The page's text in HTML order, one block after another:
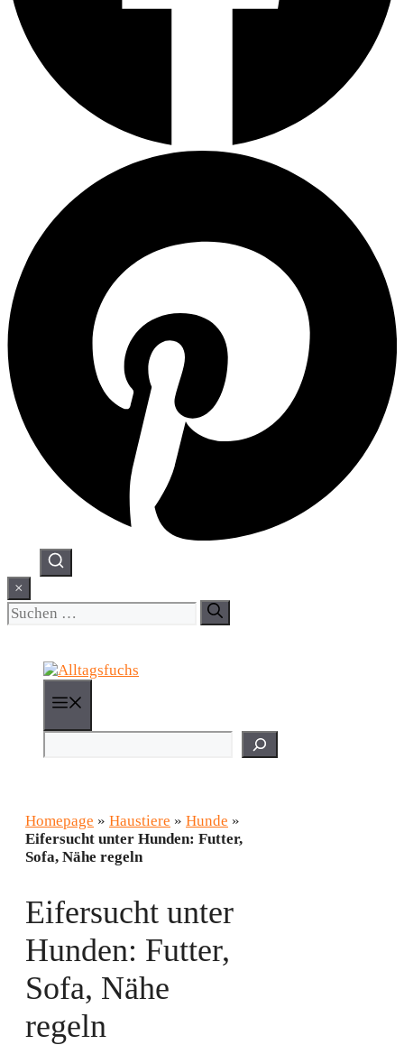
×
Suchen
nach:
Suchen
Homepage » Haustiere » Hunde »
Eifersucht unter Hunden: Futter,
Sofa, Nähe regeln
Eifersucht unter
Hunden: Futter,
Sofa, Nähe
regeln